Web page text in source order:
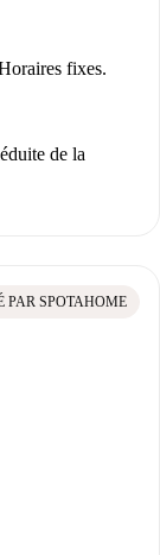
fixes.
de la
PAR SPOTAHOME